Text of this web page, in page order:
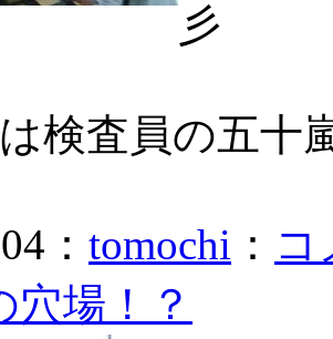
彡
検査員の五十
： tomochi ： コ
穴場！？